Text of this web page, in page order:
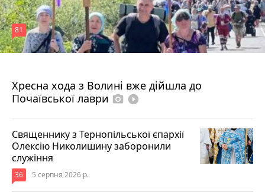
Хресна хода з Волині вже дійшла до
Почаївської лаври photo_camera play_circle_filled
81
Священнику з Тернопільської єпархії
Олексію Николишину заборонили
служіння
36 5 серпня 2026 р.